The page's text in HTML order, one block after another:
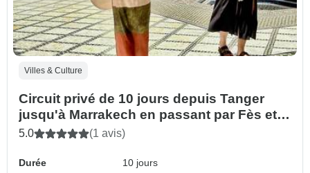
Villes & Culture
Circuit privé de 10 jours depuis Tanger
jusqu'à Marrakech en passant par Fès et le
désert du Sahara
5.0 (1 avis)
Durée
10 jours